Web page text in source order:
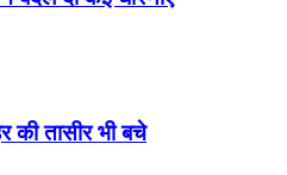
की तासीर भी बचे